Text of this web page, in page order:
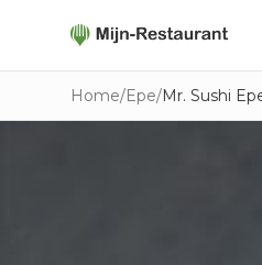
Home/Epe/Mr. Sushi